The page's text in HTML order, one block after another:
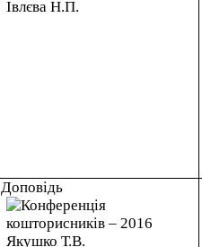
Доповідь